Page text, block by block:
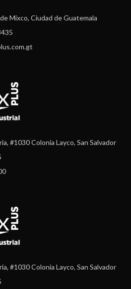
Mixco, Ciudad de Guatemala
#1030 Colonia Layco, San Salvador
#1030 Colonia Layco, San Salvador